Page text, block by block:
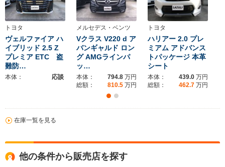
トヨタ
ヴェルファイア ハ
イブリッド 2.5 Z
プレミア ETC 盗
難防…
本体： 応談
メルセデス・ベンツ
Vクラス V220 d ア
バンギャルド ロン
グ AMGラインパ
ッ…
本体： 794.8 万円
総額：
810.5 万円
トヨタ
ハリアー 2.0 プレ
ミアム アドバンス
トパッケージ 本革
シート
本体： 439.0 万円
総額：
462.7 万円
在庫一覧を見る
他の条件から販売店を探す